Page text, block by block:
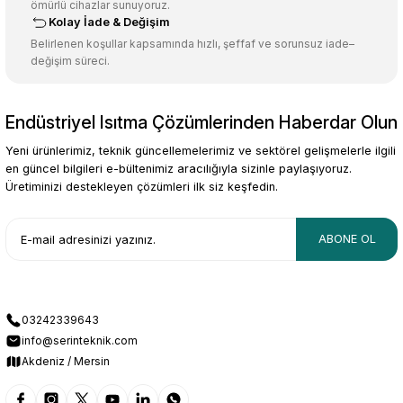
Bu ürüne benzer farklı alternatifler olmalı.
Gönder
ömürlü cihazlar sunuyoruz.
Kolay İade & Değişim
Belirlenen koşullar kapsamında hızlı, şeffaf ve sorunsuz iade–
değişim süreci.
Endüstriyel Isıtma Çözümlerinden Haberdar Olun
Yeni ürünlerimiz, teknik güncellemelerimiz ve sektörel gelişmelerle ilgili
en güncel bilgileri e-bültenimiz aracılığıyla sizinle paylaşıyoruz.
Üretiminizi destekleyen çözümleri ilk siz keşfedin.
ABONE OL
03242339643
info@serinteknik.com
Akdeniz / Mersin